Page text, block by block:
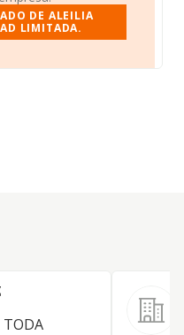
DE ALEILIA
LIMITADA.
TODA